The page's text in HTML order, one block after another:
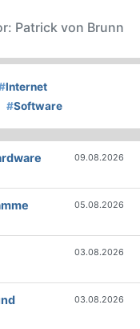
Patrick von Brunn
Internet
#Software
09.08.2026
05.08.2026
03.08.2026
03.08.2026